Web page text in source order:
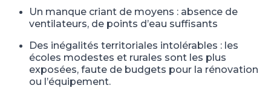
Un manque criant de moyens : absence de
ventilateurs, de points d’eau suffisants
Des inégalités territoriales intolérables : les
écoles modestes et rurales sont les plus
exposées, faute de budgets pour la rénovation
ou l’équipement.